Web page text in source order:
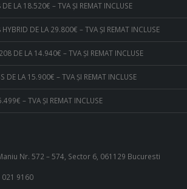
LA 18.520€ – TVA ȘI REMAT INCLUSE
DE LA 29.800€ – TVA ȘI REMAT INCLUSE
DE LA 14.940€ – TVA ȘI REMAT INCLUSE
DE LA 15.900€ – TVA ȘI REMAT INCLUSE
– TVA ȘI REMAT INCLUSE
Nr. 572 – 574, Sector 6, 061129 Bucuresti
021 9160